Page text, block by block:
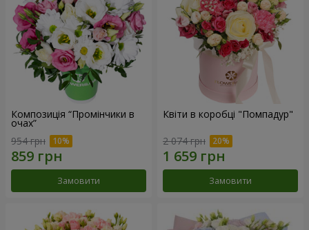
Композиція “Промінчики в
очах”
954 грн
Замовити
Квіти в коробці "Помпадур"
2 074 грн
Замовити